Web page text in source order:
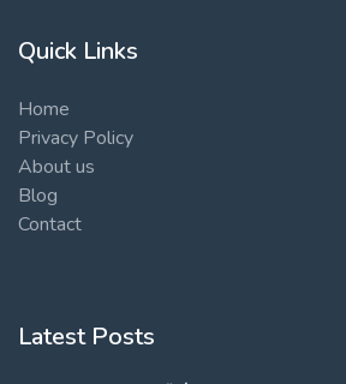
Quick Links
Home
Privacy Policy
About us
Blog
Contact
Latest Posts